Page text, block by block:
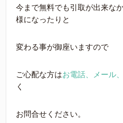
今まで無料でも引取が出来な
様になったりと
変わる事が御座いますので
ご心配な方はお電話、メール
く
お問合せください。